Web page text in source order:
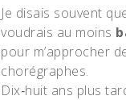
Je disais souvent
voudrais au moins
pour m’approcher
chorégraphes.
Dix‑huit ans plus